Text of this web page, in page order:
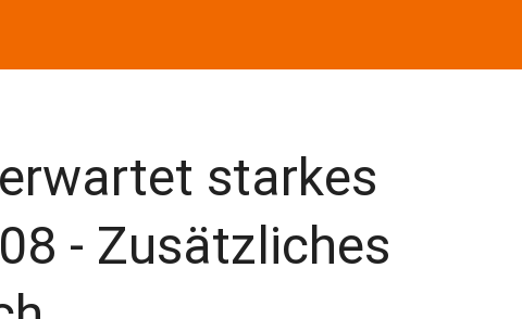
starkes
- Zusätzliches